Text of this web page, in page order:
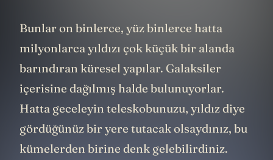
Bunlar on binlerce, yüz binlerce hatta
milyonlarca yıldızı çok küçük bir alanda
barındıran küresel yapılar. Galaksiler
içerisine dağılmış halde bulunuyorlar.
Hatta geceleyin teleskobunuzu, yıldız diye
gördüğünüz bir yere tutacak olsaydınız, bu
kümelerden birine denk gelebilirdiniz.